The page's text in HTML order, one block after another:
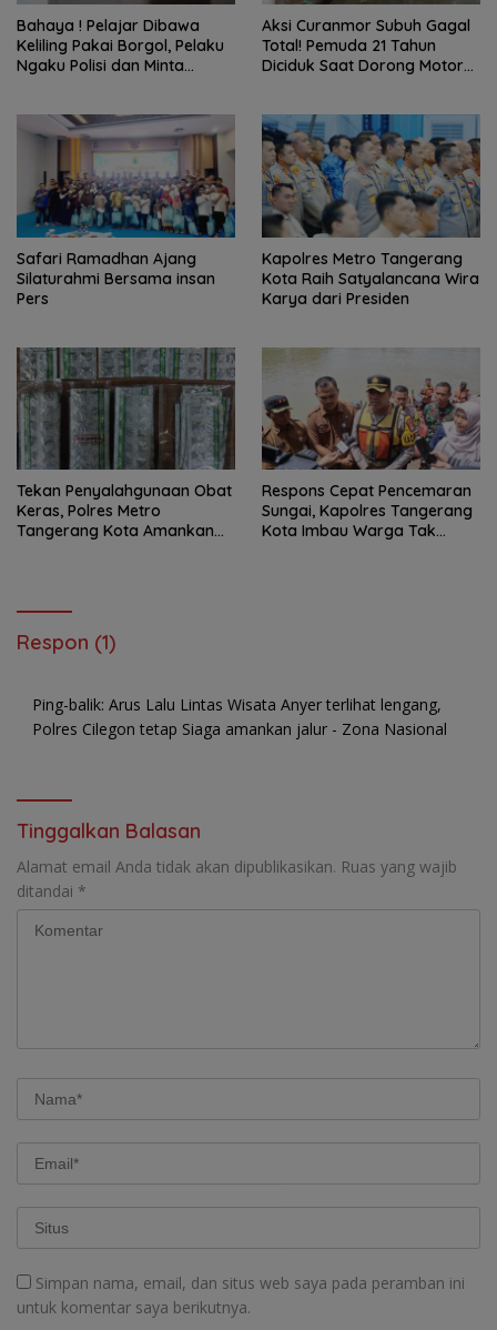
Bahaya ! Pelajar Dibawa
Keliling Pakai Borgol, Pelaku
Ngaku Polisi dan Minta
Aksi Curanmor Subuh Gagal
Total! Pemuda 21 Tahun
Diciduk Saat Dorong Motor
Safari Ramadhan Ajang
Silaturahmi Bersama insan
Pers
Kapolres Metro Tangerang
Kota Raih Satyalancana Wira
Karya dari Presiden
Tekan Penyalahgunaan Obat
Keras, Polres Metro
Tangerang Kota Amankan
Respons Cepat Pencemaran
Sungai, Kapolres Tangerang
Kota Imbau Warga Tak
Respon (1)
Ping-balik: Arus Lalu Lintas Wisata Anyer terlihat lengang,
Polres Cilegon tetap Siaga amankan jalur - Zona Nasional
Tinggalkan Balasan
Alamat email Anda tidak akan dipublikasikan. Ruas yang wajib
ditandai *
Simpan nama, email, dan situs web saya pada peramban ini
untuk komentar saya berikutnya.